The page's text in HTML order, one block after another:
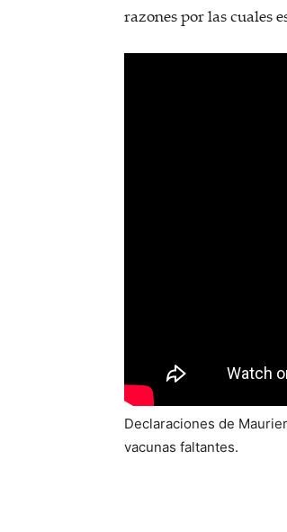
razones por las cuales
Declaraciones de
vacunas faltantes.